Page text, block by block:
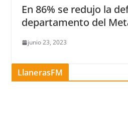
En 86% se redujo la
departamento del
junio 23, 2023
LlanerasFM